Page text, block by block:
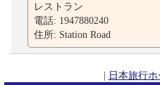
レストラン
電話: 1947880240
住所: Station Road
| 日本旅行